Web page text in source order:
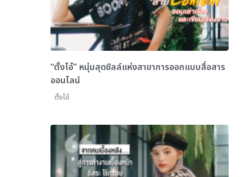
“ตั้งโอ๋” หนุ่มสุดชิลล์แห่งสาขาการออกแบบสื่อสาร
ออนไลน์
ตั้งโอ๋